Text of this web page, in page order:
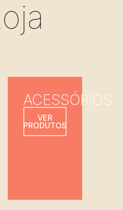
ACESSÓRIOS
VER
PRODUTOS